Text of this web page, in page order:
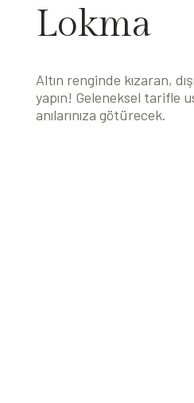
Lokma
Altın renginde kızaran,
yapın! Geleneksel tarifle
anılarınıza götürecek.